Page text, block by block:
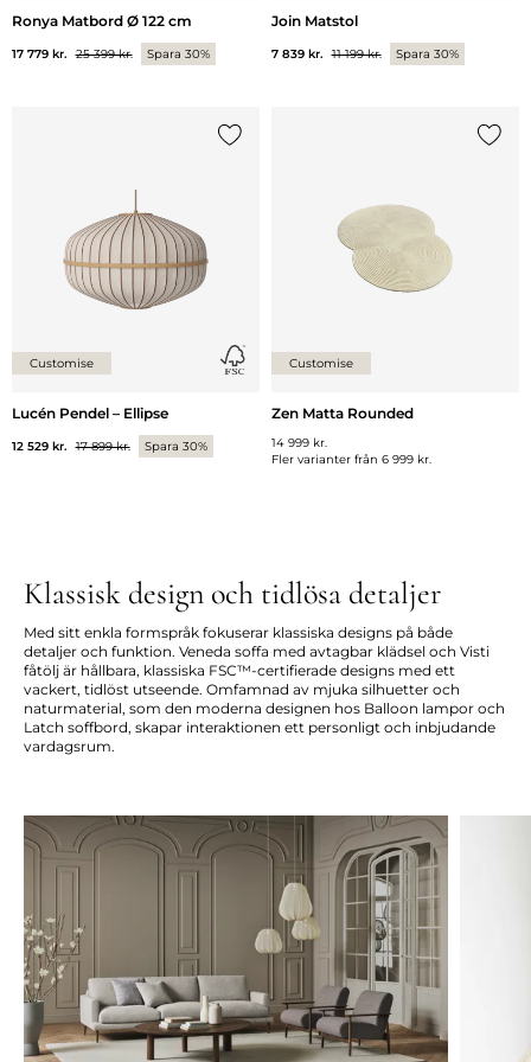
Ronya Matbord Ø 122 cm
17 779 kr. 25 399 kr. Spara 30%
Join Matstol
7 839 kr. 11 199 kr. Spara 30%
Customise
Lucén Pendel – Ellipse
12 529 kr. 17 899 kr. Spara 30%
Customise
Zen Matta Rounded
14 999 kr.
Fler varianter från 6 999 kr.
Klassisk design och tidlösa detaljer
Med sitt enkla formspråk fokuserar klassiska designs på både
detaljer och funktion. Veneda soffa med avtagbar klädsel och Visti
fåtölj är hållbara, klassiska FSC™-certifierade designs med ett
vackert, tidlöst utseende. Omfamnad av mjuka silhuetter och
naturmaterial, som den moderna designen hos Balloon lampor och
Latch soffbord, skapar interaktionen ett personligt och inbjudande
vardagsrum.